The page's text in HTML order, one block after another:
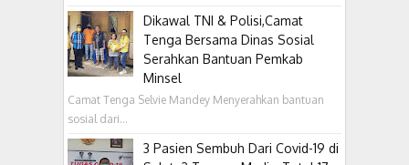
Dikawal TNI & Polisi,Camat
Tenga Bersama Dinas Sosial
Serahkan Bantuan Pemkab
Minsel
Camat Tenga Selvie Mandey Menyerahkan bantuan
sosial dari...
3 Pasien Sembuh Dari Covid-19 di